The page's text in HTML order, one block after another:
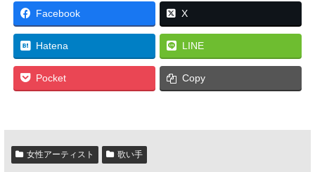
Facebook X
Hatena LINE
Pocket Copy
女性アーティスト 歌い手